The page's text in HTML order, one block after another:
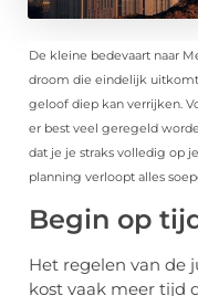
De kleine bedevaart naar
droom die eindelijk
geloof diep kan verrijken.
er best veel geregeld
dat je je straks volledig op
planning verloopt alles
Begin op
Het regelen van de
kost vaak meer tijd